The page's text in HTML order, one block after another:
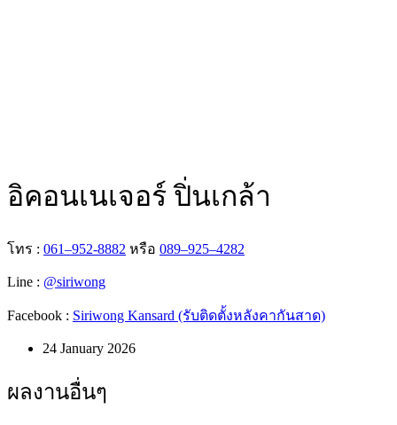
อิคอนเนเจอร์ ปิ่นเกล้า
โทร : 061–952-8882 หรือ 089–925–4282
Line : @siriwong
Facebook : Siriwong Kansard (รับติดตั้งหลังคากันสาด)
24 January 2026
ผลงานอื่นๆ